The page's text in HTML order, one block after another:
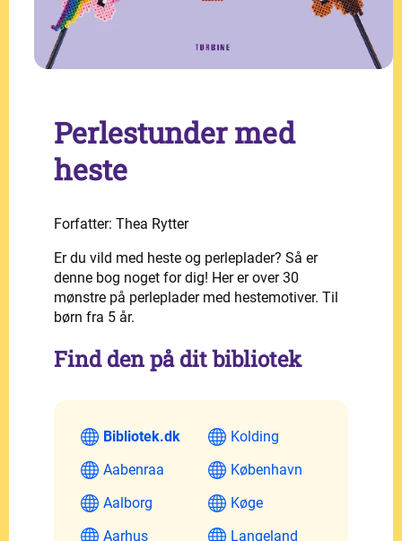
Perlestunder med
heste
Forfatter: Thea Rytter
Er du vild med heste og perleplader? Så er
denne bog noget for dig! Her er over 30
mønstre på perleplader med hestemotiver. Til
børn fra 5 år.
Find den på dit bibliotek
Bibliotek.dk
Aabenraa
Aalborg
Aarhus
Kolding
København
Køge
Langeland